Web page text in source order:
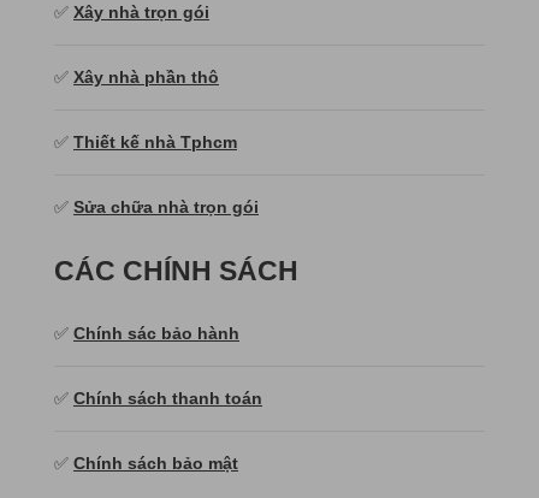
✅ Xây nhà trọn gói
✅ Xây nhà phần thô
✅ Thiết kế nhà Tphcm
✅ Sửa chữa nhà trọn gói
CÁC CHÍNH SÁCH
✅ Chính sác bảo hành
✅ Chính sách thanh toán
✅ Chính sách bảo mật